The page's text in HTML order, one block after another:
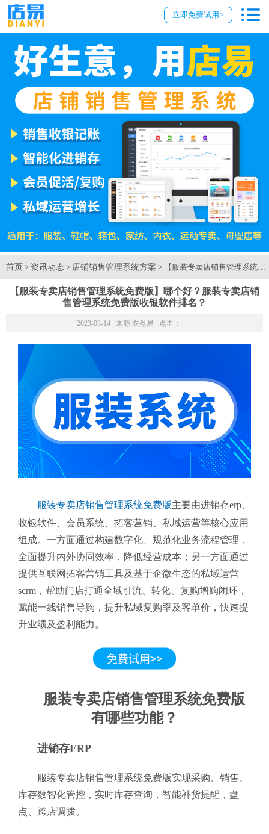
立即免费试用>
首页 > 资讯动态 > 店铺销售管理系统方案 > 【服装专卖店销售管理系统
【服装专卖店销售管理系统免费版】哪个好？服装专卖店销
售管理系统免费版收银软件排名？
2023-03-14 来源:衣盈易 点击：
服装专卖店销售管理系统免费版主要由进销存erp、
收银软件、会员系统、拓客营销、私域运营等核心应用
组成。一方面通过构建数字化、规范化业务流程管理，
全面提升内外协同效率，降低经营成本；另一方面通过
提供互联网拓客营销工具及基于企微生态的私域运营
scrm，帮助门店打通全域引流、转化、复购增购闭环，
赋能一线销售导购，提升私域复购率及客单价，快速提
升业绩及盈利能力。
服装专卖店销售管理系统免费版
有哪些功能？
进销存ERP
服装专卖店销售管理系统免费版实现采购、销售、
库存数智化管控，实时库存查询，智能补货提醒，盘
点、跨店调拨。